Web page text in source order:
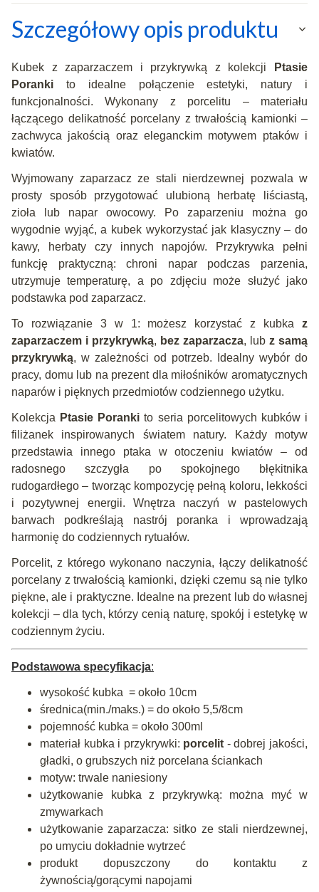
Szczegółowy opis produktu
Kubek z zaparzaczem i przykrywką z kolekcji
Ptasie
Poranki to idealne połączenie estetyki, natury i
funkcjonalności. Wykonany z porcelitu – materiału
łączącego delikatność porcelany z trwałością kamionki –
zachwyca jakością oraz eleganckim motywem ptaków i
kwiatów.
Wyjmowany zaparzacz ze stali nierdzewnej pozwala w
prosty sposób przygotować ulubioną herbatę liściastą,
zioła lub napar owocowy. Po zaparzeniu można go
wygodnie wyjąć, a kubek wykorzystać jak klasyczny – do
kawy, herbaty czy innych napojów. Przykrywka pełni
funkcję praktyczną: chroni napar podczas parzenia,
utrzymuje temperaturę, a po zdjęciu może służyć jako
podstawka pod zaparzacz.
To rozwiązanie 3 w 1: możesz korzystać z kubka z
zaparzaczem i przykrywką, bez zaparzacza, lub z samą
przykrywką, w zależności od potrzeb. Idealny wybór do
pracy, domu lub na prezent dla miłośników aromatycznych
naparów i pięknych przedmiotów codziennego użytku.
Kolekcja Ptasie Poranki to seria porcelitowych kubków i
filiżanek inspirowanych światem natury. Każdy motyw
przedstawia innego ptaka w otoczeniu kwiatów – od
radosnego szczygła po spokojnego błękitnika
rudogardłego – tworząc kompozycję pełną koloru, lekkości
i pozytywnej energii. Wnętrza naczyń w pastelowych
barwach podkreślają nastrój poranka i wprowadzają
harmonię do codziennych rytuałów.
Porcelit, z którego wykonano naczynia, łączy delikatność
porcelany z trwałością kamionki, dzięki czemu są nie tylko
piękne, ale i praktyczne. Idealne na prezent lub do własnej
kolekcji – dla tych, którzy cenią naturę, spokój i estetykę w
codziennym życiu.
Podstawowa specyfikacja:
wysokość kubka = około 10cm
średnica(min./maks.) = do około 5,5/8cm
pojemność kubka = około 300ml
materiał kubka i przykrywki: porcelit - dobrej jakości,
gładki, o grubszych niż porcelana ściankach
motyw: trwale naniesiony
użytkowanie kubka z przykrywką: można myć w
zmywarkach
użytkowanie zaparzacza: sitko ze stali nierdzewnej,
po umyciu dokładnie wytrzeć
produkt dopuszczony do kontaktu z
żywnością/gorącymi napojami